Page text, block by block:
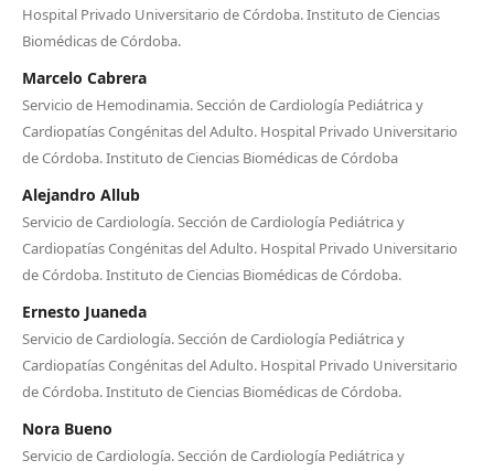
Hospital Privado Universitario de Córdoba. Instituto de Ciencias
Biomédicas de Córdoba.
Marcelo Cabrera
Servicio de Hemodinamia. Sección de Cardiología Pediátrica y
Cardiopatías Congénitas del Adulto. Hospital Privado Universitario
de Córdoba. Instituto de Ciencias Biomédicas de Córdoba
Alejandro Allub
Servicio de Cardiología. Sección de Cardiología Pediátrica y
Cardiopatías Congénitas del Adulto. Hospital Privado Universitario
de Córdoba. Instituto de Ciencias Biomédicas de Córdoba.
Ernesto Juaneda
Servicio de Cardiología. Sección de Cardiología Pediátrica y
Cardiopatías Congénitas del Adulto. Hospital Privado Universitario
de Córdoba. Instituto de Ciencias Biomédicas de Córdoba.
Nora Bueno
Servicio de Cardiología. Sección de Cardiología Pediátrica y